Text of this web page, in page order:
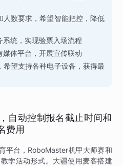
人数要求，希望智能把控，降低
统，实现验票入场流程
体平台，开展宣传联动
希望支持各种电子设备，获得最
自动控制报名截止时间和
费用
平台，RoboMaster机甲大师赛和
学活动形式。大疆使用麦客搭建